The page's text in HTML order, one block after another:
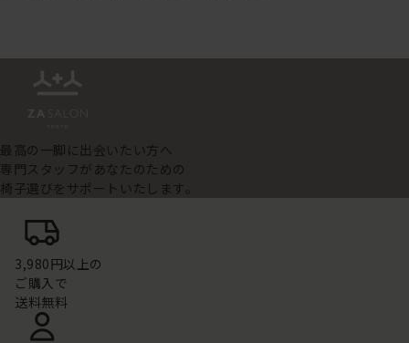
最高の一脚に出会いたい方へ
専門スタッフがあなたのための
椅子選びをサポートいたします。
3,980円以上の
ご購入で
送料無料